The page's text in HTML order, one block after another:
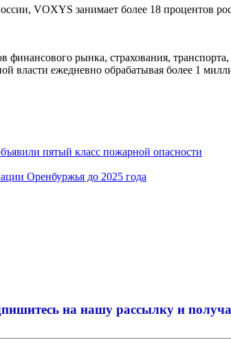
VOXYS занимает более 18 процентов
рынка, страхования,
власти ежедневно обрабатывая более 1
пятый класс пожарной опасности
Оренбуржья до 2025 года
на нашу рассылку и